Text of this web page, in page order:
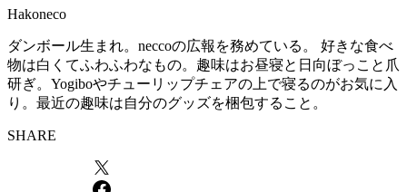
Hakoneco
ダンボール生まれ。neccoの広報を務めている。 好きな食べ
物は白くてふわふわなもの。趣味はお昼寝と日向ぼっこと爪
研ぎ。Yogiboやチューリップチェアの上で寝るのがお気に入
り。最近の趣味は自分のグッズを梱包すること。
SHARE